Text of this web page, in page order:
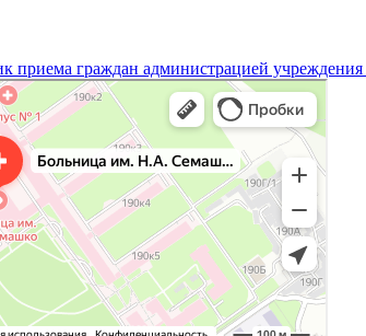
приема граждан администрацией учреждения
Н.А. Семашко»